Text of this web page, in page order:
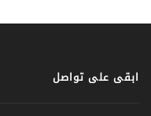
ابقى على تواصل